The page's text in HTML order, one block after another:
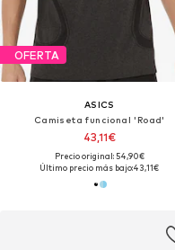
OFERTA
ASICS
Camiseta funcional 'Road'
43,11€
Precio original: 54,90€
Último precio más bajo:43,11€